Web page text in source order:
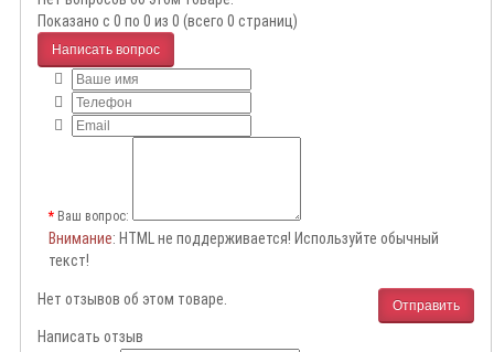
Показано с 0 по 0 из 0 (всего 0 страниц)
Написать вопрос
Ваш вопрос:
Внимание: HTML не поддерживается! Используйте обычный
текст!
Отправить
Нет отзывов об этом товаре.
Написать отзыв